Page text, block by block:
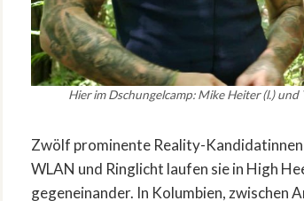
Hier im Dschungelcamp: Mike Heiter (l.)
Zwölf prominente Reality-
WLAN und Ringlicht laufen sie in High
gegeneinander. In Kolumbien, zwischen